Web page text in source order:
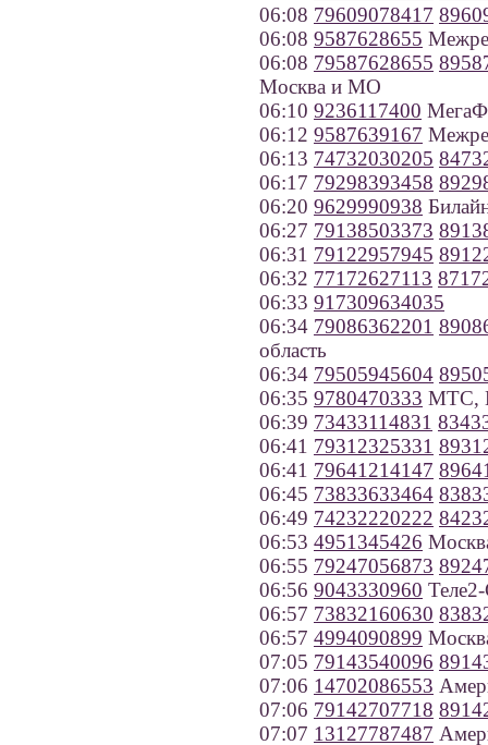
06:08 79609078417
06:08 9587628655
06:08 79587628655
Москва и МО
06:10 9236117400
06:12 9587639167
06:13 74732030205
06:17 79298393458
06:20 9629990938
06:27 79138503373
06:31 79122957945
06:32 77172627113
06:33 917309634035
06:34 79086362201
область
06:34 79505945604
06:35 9780470333 МТС,
06:39 73433114831
06:41 79312325331
06:41 79641214147
06:45 73833633464
06:49 74232220222
06:53 4951345426
06:55 79247056873
06:56 9043330960
06:57 73832160630
06:57 4994090899
07:05 79143540096
07:06 14702086553
07:06 79142707718
07:07 13127787487